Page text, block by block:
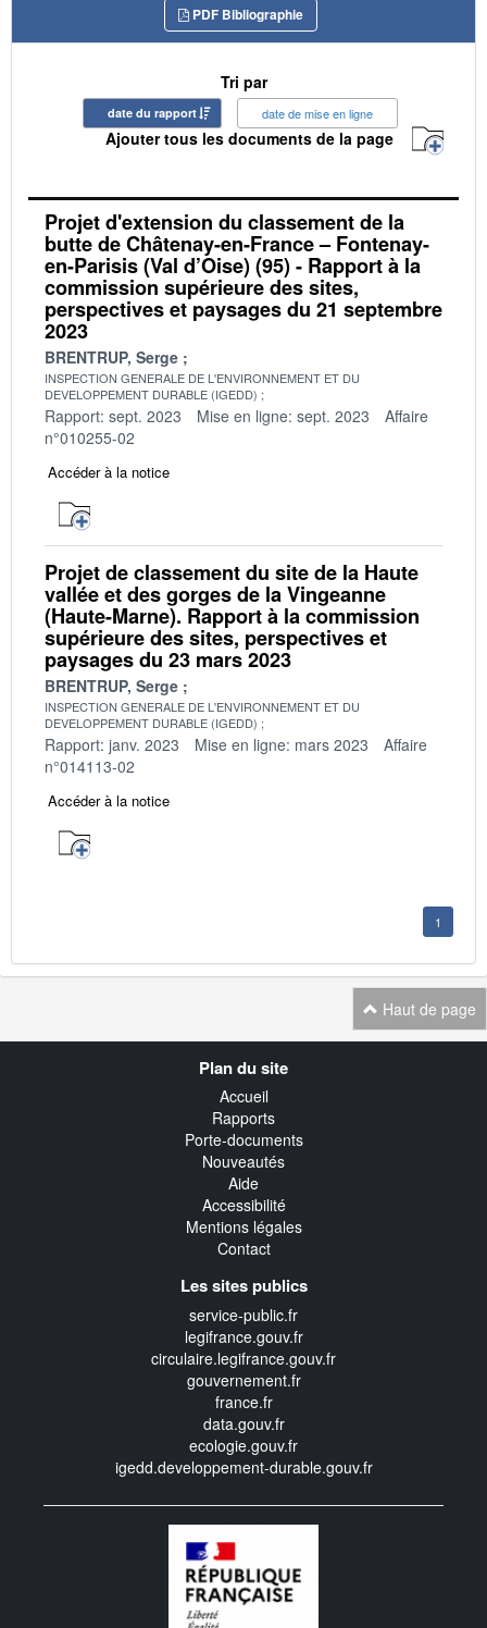
PDF Bibliographie
Tri par
date du rapport date de mise en ligne
Ajouter tous les documents de la page
Projet d'extension du classement de la
butte de Châtenay-en-France – Fontenay-
en-Parisis (Val d’Oise) (95) - Rapport à la
commission supérieure des sites,
perspectives et paysages du 21 septembre
2023
BRENTRUP, Serge
INSPECTION GENERALE DE L'ENVIRONNEMENT ET DU
DEVELOPPEMENT DURABLE (IGEDD)
Rapport: sept. 2023 Mise en ligne: sept. 2023
Affaire
n°010255-02
Accéder à la notice
Projet de classement du site de la Haute
vallée et des gorges de la Vingeanne
(Haute-Marne). Rapport à la commission
supérieure des sites, perspectives et
paysages du 23 mars 2023
BRENTRUP, Serge
INSPECTION GENERALE DE L'ENVIRONNEMENT ET DU
DEVELOPPEMENT DURABLE (IGEDD)
Rapport: janv. 2023 Mise en ligne: mars 2023
Affaire
n°014113-02
Accéder à la notice
1
Haut de page
Plan du site
Accueil
Rapports
Porte-documents
Nouveautés
Aide
Accessibilité
Mentions légales
Contact
Les sites publics
service-public.fr
legifrance.gouv.fr
circulaire.legifrance.gouv.fr
gouvernement.fr
france.fr
data.gouv.fr
ecologie.gouv.fr
igedd.developpement-durable.gouv.fr